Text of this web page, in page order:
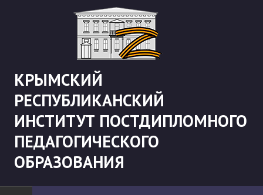
КРЫМСКИЙ
РЕСПУБЛИКАНСКИЙ
ИНСТИТУТ ПОСТДИПЛОМНОГО
ПЕДАГОГИЧЕСКОГО
ОБРАЗОВАНИЯ